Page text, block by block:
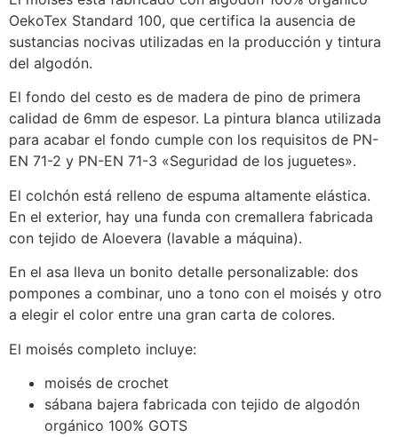
OekoTex Standard 100, que certifica la ausencia de
sustancias nocivas utilizadas en la producción y tintura
del algodón.
El fondo del cesto es de madera de pino de primera
calidad de 6mm de espesor. La pintura blanca utilizada
para acabar el fondo cumple con los requisitos de PN-
EN 71-2 y PN-EN 71-3 «Seguridad de los juguetes».
El colchón está relleno de espuma altamente elástica.
En el exterior, hay una funda con cremallera fabricada
con tejido de Aloevera (lavable a máquina).
En el asa lleva un bonito detalle personalizable: dos
pompones a combinar, uno a tono con el moisés y otro
a elegir el color entre una gran carta de colores.
El moisés completo incluye:
moisés de crochet
sábana bajera fabricada con tejido de algodón
orgánico 100% GOTS